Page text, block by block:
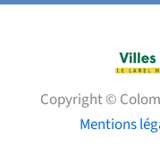
Copyright ©
Mentions